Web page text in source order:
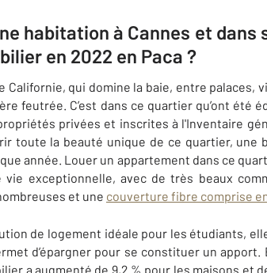
habitation à Cannes et
en 2022 en Paca ?
Californie, qui domine la baie, entre palaces,
feutrée. C’est dans ce quartier qu’ont
privées et inscritesà l'Inventaire
toute la beauté unique de ce quartier, une
année. Louer un appartement dans ce
exceptionnelle, avec de très beaux
et une couverture fibre comprise
de logement idéale pour les étudiants,
d’épargner pour se constituer un
a augmenté de 9,2 % pour les maisons et